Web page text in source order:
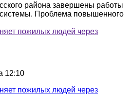
района завершены работы
Проблема повышенного
пожилых людей через
12:10
пожилых людей через